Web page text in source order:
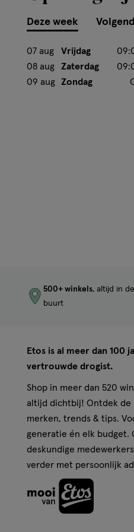
Deze week
07 aug Vrijdag
08 aug
Zaterdag
09 aug
Zondag
500+ winkels, altijd in de
buurt
Etos is al meer dan 100
vertrouwde drogist.
Shop in meer dan 520
altijd dichtbij! Ontdek de
merken, trends & tips.
generatie én elk budget.
deskundige
verder met persoonlijk